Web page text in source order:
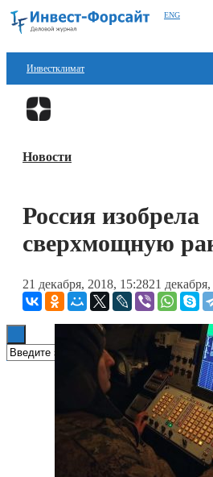
ENG
Инвестклимат
Финансы
Блокчейн
Книги
Новости
Россия изобрела
сверхмощную
21 декабря, 2018, 15:2821